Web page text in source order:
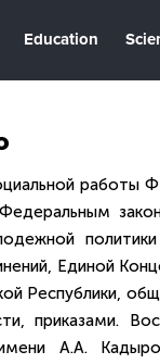
Education
Единой
Республики,
приказами.
А.А.